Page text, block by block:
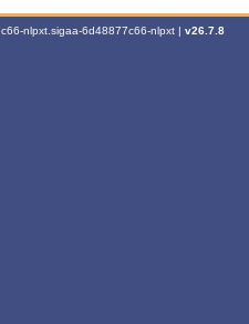
nlpxt.sigaa-6d48877c66-nlpxt | v26.7.8